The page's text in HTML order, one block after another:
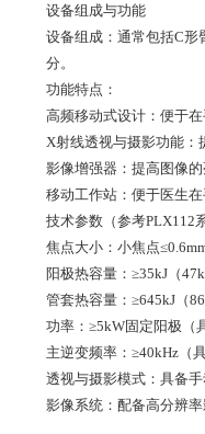
设备组成与功能
设备组成：通常包括C形
分。
功能特点：
高频移动式设计：便于
X射线透视与摄影功能：
影像增强器：提高图像
移动工作站：便于医生
技术参数（参考PLX112
焦点大小：小焦点
阳极热容量：≥35kJ（
管套热容量：≥645kJ（
功率：≥5kW固定阳极（
主逆变频率：≥40kHz（
透视与摄影模式：具备
影像系统：配备高分辨